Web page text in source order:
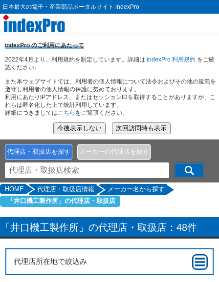
日本最大の電子・産業部品ポータルサイト indexPro
indexPro のご利用にあたって
2022年4月より、利用規約を制定しています。詳細は indexPro 利用規約 をご確
認ください。
また本ウェブサイトでは、利用者の個人情報について法令およびその他の規範を
遵守し利用者の個人情報の保護に努めております。
利用にあたりIPアドレス、またはセッションIDを取得することがありますが、こ
れらは匿名化した上で統計利用しています。
詳細につきましてはこちら をご覧頂ください。
代理店・取扱店を探す メーカーの代理店を探す
HOME 代理店・取扱店情報
メーカー名から探す
「井口機工製作所」の代理店・取扱店
「井口機工製作所」の代理店・取扱店：48件
代理店所在地で絞込み